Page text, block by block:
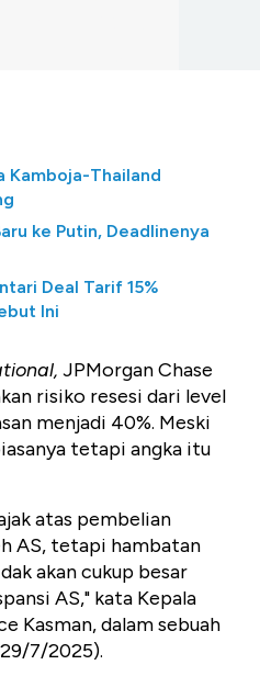
Kamboja-Thailand
ke Putin, Deadlinenya
Deal Tarif 15%
Ini
JPMorgan Chase
risiko resesi dari level
menjadi 40%. Meski
tetapi angka itu
atas pembelian
AS, tetapi hambatan
akan cukup besar
AS," kata Kepala
Kasman, dalam sebuah
7/2025).